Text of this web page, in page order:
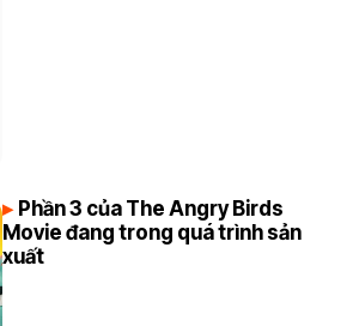
Phần 3 của The Angry Birds
Movie đang trong quá trình sản
xuất